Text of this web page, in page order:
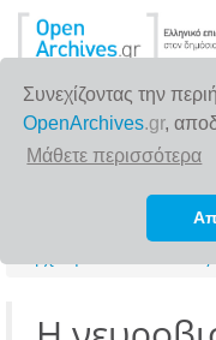
Συνεχίζοντας την
OpenArchives.gr,
Μάθετε περισσότερα